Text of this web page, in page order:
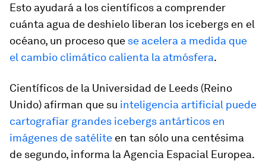
Esto ayudará a los científicos a comprender
cuánta agua de deshielo liberan los icebergs en el
océano, un proceso que se acelera a medida que
el cambio climático calienta la atmósfera.
Científicos de la Universidad de Leeds (Reino
Unido) afirman que su inteligencia artificial puede
cartografiar grandes icebergs antárticos en
imágenes de satélite en tan sólo una centésima
de segundo, informa la Agencia Espacial Europea.